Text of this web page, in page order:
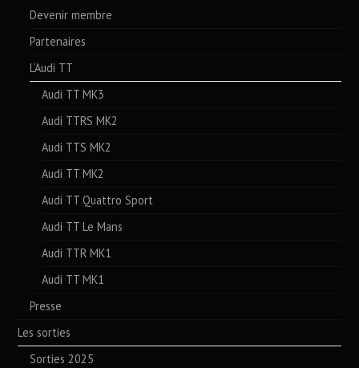
Devenir membre
Partenaires
L’Audi TT
Audi TT MK3
Audi TTRS MK2
Audi TTS MK2
Audi TT MK2
Audi TT Quattro Sport
Audi TT Le Mans
Audi TTR MK1
Audi TT MK1
Presse
Les sorties
Sorties 2025